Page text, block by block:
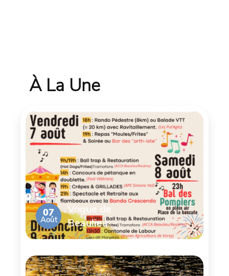
À La Une
07
Août
Vogue de
Beaulieu